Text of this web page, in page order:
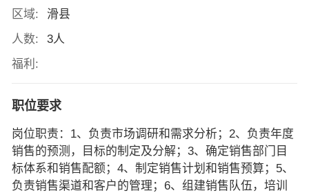
区域:
滑县
人数:
3人
福利:
职位要求
岗位职责：1、负责市场调研和需求分析；2、负责年度
销售的预测，目标的制定及分解；3、确定销售部门目
标体系和销售配额；4、制定销售计划和销售预算；5、
负责销售渠道和客户的管理；6、组建销售队伍，培训